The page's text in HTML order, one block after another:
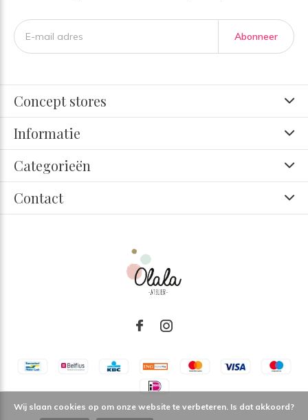
Abonneer
Concept stores
Informatie
Categorieën
Contact
Wij slaan cookies op om onze website te verbeteren. Is dat akkoord?